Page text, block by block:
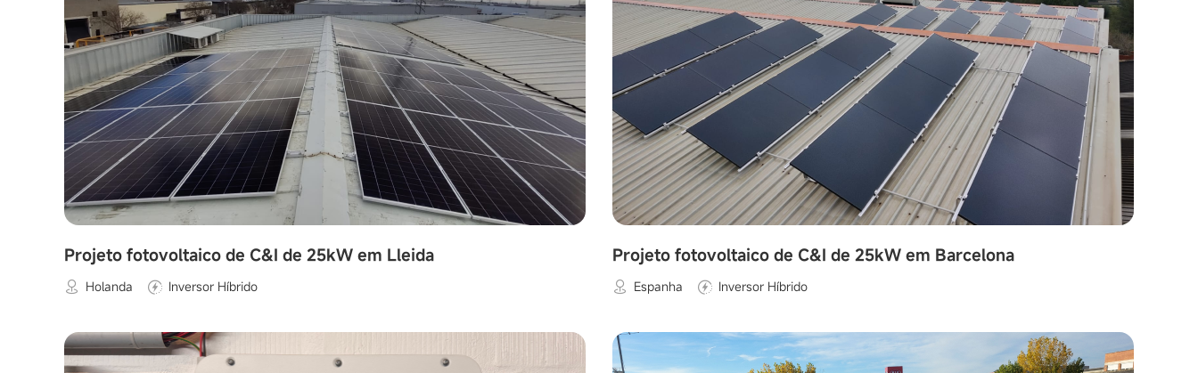
Projeto fotovoltaico de C&I de 25kW em Lleida
Holanda Inversor Híbrido
Projeto fotovoltaico de C&I de 25kW em Barcelona
Espanha Inversor Híbrido